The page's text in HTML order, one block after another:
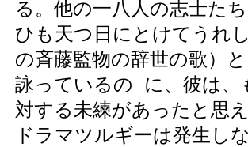
る。他の一八人の志士た
ひも天つ日にとけてうれ
の斉藤監物の辞世の歌）
詠っているの に、彼は
対する未練があったと思
ドラマツルギーは発生し